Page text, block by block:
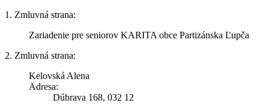
1. Zmluvná strana:
Zariadenie pre seniorov KARITA obce Partizánska Ľupča
2. Zmluvná strana:
Kelovská Alena
Adresa:
Dúbrava 168, 032 12